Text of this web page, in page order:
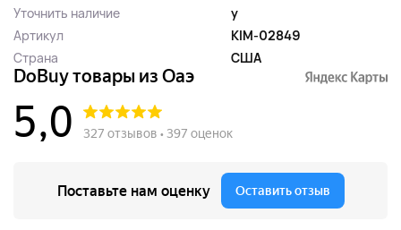
Уточнить наличие
y
Артикул
KIM-02849
Страна
США